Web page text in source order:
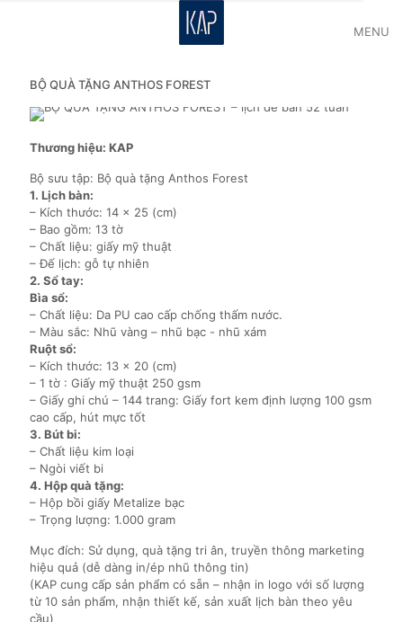
MENU
BỘ QUÀ TẶNG ANTHOS FOREST
Thương hiệu: KAP
Bộ sưu tập: Bộ quà tặng Anthos Forest
1. Lịch bàn:
– Kích thước: 14 x 25 (cm)
– Bao gồm: 13 tờ
– Chất liệu: giấy mỹ thuật
– Đế lịch: gỗ tự nhiên
2. Sổ tay:
Bìa sổ:
– Chất liệu: Da PU cao cấp chống thấm nước.
– Màu sắc: Nhũ vàng – nhũ bạc - nhũ xám
Ruột sổ:
– Kích thước: 13 x 20 (cm)
– 1 tờ : Giấy mỹ thuật 250 gsm
– Giấy ghi chú – 144 trang: Giấy fort kem định lượng 100 gsm
cao cấp, hút mực tốt
3. Bút bi:
– Chất liệu kim loại
– Ngòi viết bi
4. Hộp quà tặng:
– Hộp bồi giấy Metalize bạc
– Trọng lượng: 1.000 gram
Mục đích: Sử dụng, quà tặng tri ân, truyền thông marketing
hiệu quả (dễ dàng in/ép nhũ thông tin)
(KAP cung cấp sản phẩm có sẵn – nhận in logo với số lượng
từ 10 sản phẩm, nhận thiết kế, sản xuất lịch bàn theo yêu
cầu)